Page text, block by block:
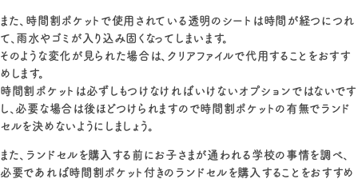
また、時間割ポケットで使用されている透明のシートは時間が経つにつれ
て、雨水やゴミが入り込み固くなってしまいます。
そのような変化が見られた場合は、クリアファイルで代用することをおすす
めします。
時間割ポケットは必ずしもつけなければいけないオプションではないです
し、必要な場合は後ほどつけられますので時間割ポケットの有無でランド
セルを決めないようにしましょう。
また、ランドセルを購入する前にお子さまが通われる学校の事情を調べ、
必要であれば時間割ポケット付きのランドセルを購入することをおすすめ